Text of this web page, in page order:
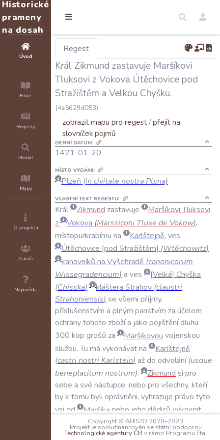
Historické
prameny
na dosah
Úvod
Edice
Regesty
Hledat
Mapy
O projektu
Autoři
Nápověda
Regest
Král Zikmund zastavuje Maršíkovi
Tluksovi z Vokova Útěchovice pod
Stražištěm a Velkou Chyšku.
(4a5629d053)
zobrazit mapu pro regest/přejít na
slovníček pojmů
DENNÍ DATUM:
1421-01-20
MÍSTO VYDÁNÍ:
Plzeň (in civitate nostra Plsna)
VLASTNÍ TEXT REGESTU:
Král Zikmund zastavuje Maršíkovi Tluksovi
z
Vokova (Marssiconi Tluxe de Vokow),
místopurkrabímu na Karlštejně, ves
Útěchovice pod Stražištěm (Wtěchowitz)
kanovníků na Vyšehradě (canonicorum
Wissegradencium) a ves Velká Chyška
(Chisska) kláštera Strahov (claustri
Strahoniensis) se všemi příjmy,
příslušenstvím a plným panstvím za účelem
ochranytohoto zbožía jako pojištěnídluhu
300 kop grošů za Maršíkovou vojenskou
službu.Tu má vykonávatna
Karlštejně
(castrinostri Karlstein) aždo odvolání(usque
beneplacitum nostrum). Zikmund si pro
sebe a své nástupce, nebo pro všechny, kteří
byk tomu byli oprávněni, vyhrazuje právo tyto
vsi od Maršíka nebo jeho dědiců vykoupit
on,nebojeho dědicové,musí
překážekvrátit vyšehradskýmkanovníkům
Copyright © AHISTO 2020–2023
Projekt je spolufinancován se státní podporou
Technologické agentury ČR v rámci Programu Éta.